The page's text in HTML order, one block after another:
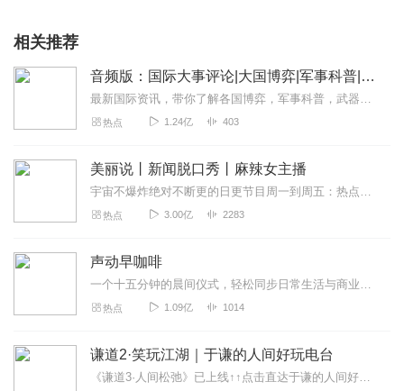
相关推荐
音频版：国际大事评论|大国博弈|军事科普|科技讲解
最新国际资讯，带你了解各国博弈，军事科普，武器博览。本专辑为听风的蚕原创专辑，本专辑将为您介绍军事科普和国际动态和热点大事，通过独家解读，为您理清热点之下的脉络...
热点 1.24亿 403
美丽说丨新闻脱口秀丨麻辣女主播
宇宙不爆炸绝对不断更的日更节目周一到周五：热点新闻一锅端周末：听众投稿话题探讨随便闲聊>>>不知道怎么进主播橱窗购买零食的点击我哟，点我点我！<<<马栏山...
热点 3.00亿 2283
声动早咖啡
一个十五分钟的晨间仪式，轻松同步日常生活与商业世界。这是一档由声动活泼出品的清晨播客节目，在工作日的早晨，为你带来与日常生活息息相关的商业科技轻解读，开启能量满...
热点 1.09亿 1014
谦道2·笑玩江湖｜于谦的人间好玩电台
《谦道3·人间松弛》已上线↑↑点击直达于谦的人间好玩电台【每周一三五晚九点更新】品品人间烟火气，道道市井小生活走心且走胃，好玩又有趣听听乐子，扯扯闲白吃吃美食...